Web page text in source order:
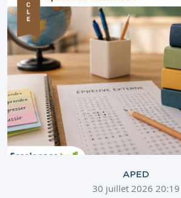
APED
30 juillet 2026 20:19